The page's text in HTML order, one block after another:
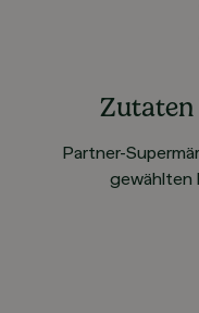
Zutaten
Partner-
gewählten